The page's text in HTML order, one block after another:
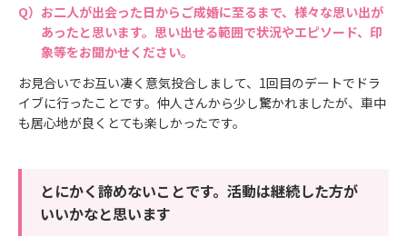
お二人が出会った日からご成婚に至るまで、様々な思い出が
あったと思います。思い出せる範囲で状況やエピソード、印
象等をお聞かせください。
お見合いでお互い凄く意気投合しまして、1回目のデートでドラ
イブに行ったことです。仲人さんから少し驚かれましたが、車中
も居心地が良くとても楽しかったです。
とにかく諦めないことです。活動は継続した方が
いいかなと思います